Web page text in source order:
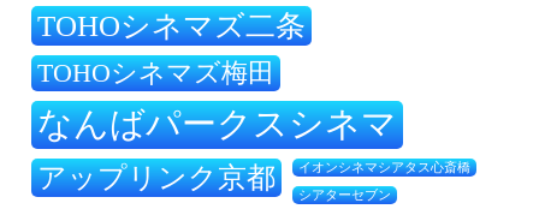
TOHOシネマズ二条
TOHOシネマズ梅田
なんばパークスシネマ
アップリンク京都 イオンシネマシアタス心斎橋
シアターセブン